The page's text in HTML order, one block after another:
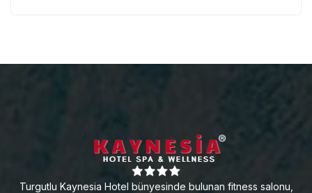
Turgutlu Kaynesia Hotel bünyesinde bulunan fitness salonu,